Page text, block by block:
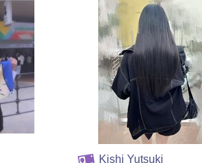
Kishi Yutsuki